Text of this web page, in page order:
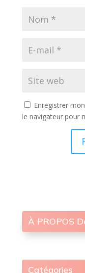
Enregistrer
le navigateur pour
À PROPOS
Catégories